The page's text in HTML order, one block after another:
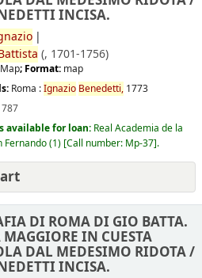
INCISA.
(, 1701-1756)
; Format: map
Roma :Ignazio Benedetti, 1773
787
available for loan: Real Academia de la
Fernando(1) Call number: Mp-37 .
DI ROMA DI GIO BATTA.
IN CUESTA
DAL MEDESIMO RIDOTA /
INCISA.